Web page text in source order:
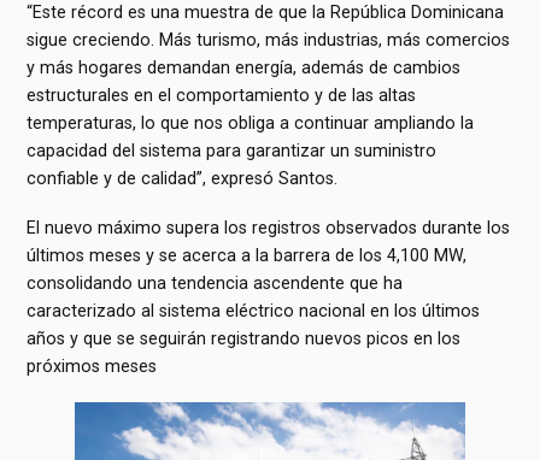
“Este récord es una muestra de que la República Dominicana
sigue creciendo. Más turismo, más industrias, más comercios
y más hogares demandan energía, además de cambios
estructurales en el comportamiento y de las altas
temperaturas, lo que nos obliga a continuar ampliando la
capacidad del sistema para garantizar un suministro
confiable y de calidad”, expresó Santos.
El nuevo máximo supera los registros observados durante los
últimos meses y se acerca a la barrera de los 4,100 MW,
consolidando una tendencia ascendente que ha
caracterizado al sistema eléctrico nacional en los últimos
años y que se seguirán registrando nuevos picos en los
próximos meses